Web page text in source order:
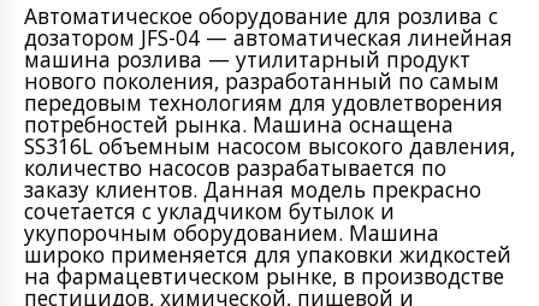
Автоматическое оборудование для розлива с
дозатором JFS-04 — автоматическая линейная
машина розлива — утилитарный продукт
нового поколения, разработанный по самым
передовым технологиям для удовлетворения
потребностей рынка. Машина оснащена
SS316L объемным насосом высокого давления,
количество насосов разрабатывается по
заказу клиентов. Данная модель прекрасно
сочетается с укладчиком бутылок и
укупорочным оборудованием. Машина
широко применяется для упаковки жидкостей
на фармацевтическом рынке, в производстве
пестицидов, химической, пищевой и